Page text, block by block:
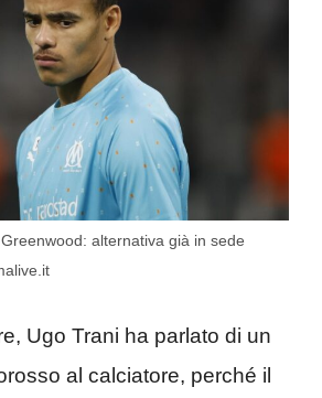
alternativa già in sede
Ugo Trani ha parlato di un
al calciatore, perché il